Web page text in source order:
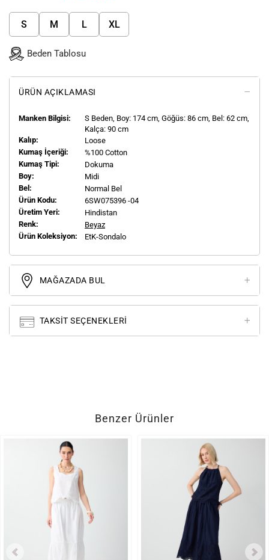
S M L XL
Beden Tablosu
ÜRÜN AÇIKLAMASI
Manken Bilgisi: S Beden, Boy: 174 cm, Göğüs: 86 cm, Bel: 62 cm,
Kalça: 90 cm
Kalıp:
Loose
Kumaş İçeriği:
%100 Cotton
Kumaş Tipi:
Dokuma
Boy:
Midi
Bel:
Normal Bel
Ürün Kodu:
6SW075396 -04
Üretim Yeri:
Hindistan
Renk:
Beyaz
Ürün Koleksiyon:
EtK-Sondalo
MAĞAZADA BUL
TAKSIT SEÇENEKLERI
Benzer Ürünler